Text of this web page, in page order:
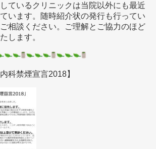
ているクリニックは当院以外にも最近
います。随時紹介状の発行も行ってい
相談ください。ご理解とご協力のほど
します。
科禁煙宣言2018】